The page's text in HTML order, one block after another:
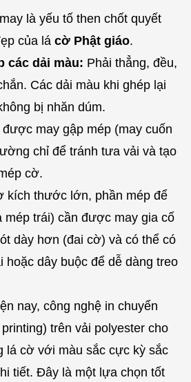
là yếu tố then chốt quyết
của lá cờ Phật giáo.
các dải màu: Phải thẳng, đều,
Các dải màu khi ghép lại
bị nhăn dúm.
may gập mép (may cuốn
chỉ để tránh tưa vải và tạo
cờ.
kích thước lớn, phần mép để
trái) cần được may gia cố
dày hơn (đai cờ) và có thể có
hoặc dây buộc để dễ dàng treo
nay, công nghệ in chuyển
trên vải polyester cho
lá cờ với màu sắc cực kỳ sắc
tiết. Đây là một lựa chọn tốt